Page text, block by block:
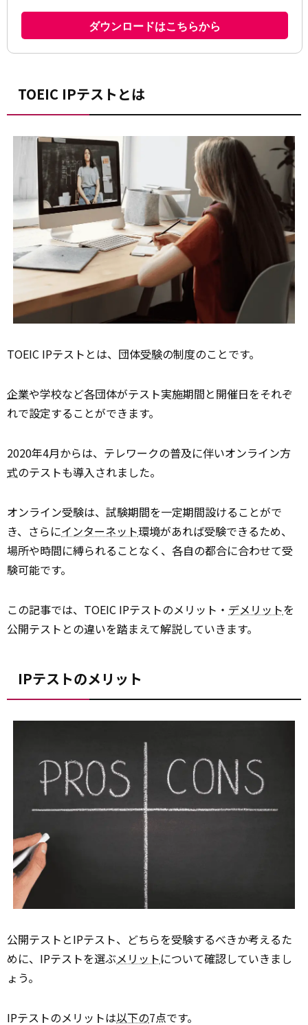
TOEIC IPテストとは
TOEIC IPテストとは、団体受験の制度のことです。
企業や学校など各団体がテスト実施期間と開催日をそれぞ
れで設定することができます。
2020年4月からは、テレワークの普及に伴いオンライン方
式のテストも導入されました。
オンライン受験は、試験期間を一定期間設けることがで
き、さらにインターネット環境があれば受験できるため、
場所や時間に縛られることなく、各自の都合に合わせて受
験可能です。
この記事では、TOEIC IPテストのメリット・ デメリットを
公開テストとの違いを踏まえて解説していきます。
IPテストのメリット
公開テストとIPテスト、どちらを受験するべきか考えるた
めに、IPテストを選ぶメリットについて確認していきまし
ょう。
IPテストのメリットは以下の7点です。